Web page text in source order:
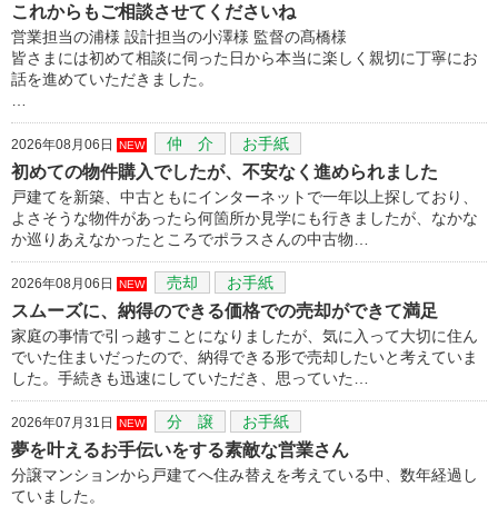
これからもご相談させてくださいね
営業担当の浦様 設計担当の小澤様 監督の髙橋様
皆さまには初めて相談に伺った日から本当に楽しく親切に丁寧にお
話を進めていただきました。
2026年08月06日 NEW 仲 介 お手紙
初めての物件購入でしたが、不安なく進められました
戸建てを新築、中古ともにインターネットで一年以上探しており、
よさそうな物件があったら何箇所か見学にも行きましたが、なかな
か巡りあえなかったところでポラスさんの中古物…
2026年08月06日 NEW 売却 お手紙
スムーズに、納得のできる価格での売却ができて満足
家庭の事情で引っ越すことになりましたが、気に入って大切に住ん
でいた住まいだったので、納得できる形で売却したいと考えていま
した。手続きも迅速にしていただき、思っていた…
2026年07月31日 NEW 分 譲 お手紙
夢を叶えるお手伝いをする素敵な営業さん
分譲マンションから戸建てへ住み替えを考えている中、数年経過し
ていました。